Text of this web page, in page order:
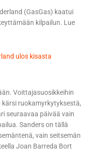
(GasGas) kaatui
kilpailun. Lue
ulos kisasta
Voittajasuosikkeihin
kärsi ruokamyrkytyksestä,
seuraavaa päivää vain
Sanders on tällä
vain seitsemän
Joan Barreda Bort